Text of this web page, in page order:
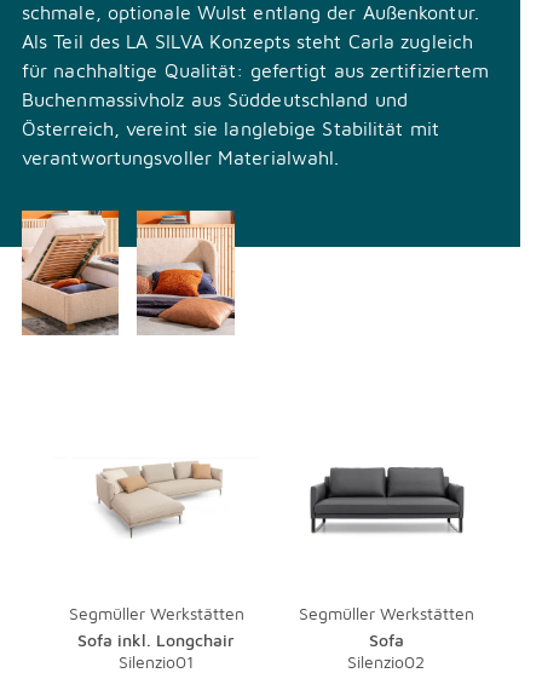
schmale, optionale Wulst entlang der Außenkontur.
Als Teil des LA SILVA Konzepts steht Carla zugleich
für nachhaltige Qualität: gefertigt aus zertifiziertem
Buchenmassivholz aus Süddeutschland und
Österreich, vereint sie langlebige Stabilität mit
verantwortungsvoller Materialwahl.
Segmüller Werkstätten
Sofa inkl. Longchair
Silenzio01
Segmüller Werkstätten
Sofa
Silenzio02